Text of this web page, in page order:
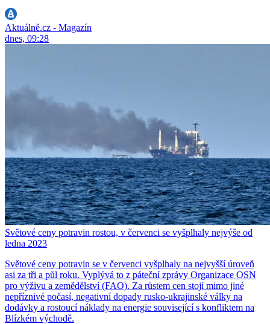
Aktuálně.cz - Magazín
dnes, 09:28
Světové ceny potravin rostou, v červenci se vyšplhaly nejvýše od
ledna 2023
Světové ceny potravin se v červenci vyšplhaly na nejvyšší úroveň
asi za tři a půl roku. Vyplývá to z páteční zprávy Organizace OSN
pro výživu a zemědělství (FAO). Za růstem cen stojí mimo jiné
nepříznivé počasí, negativní dopady rusko-ukrajinské války na
dodávky a rostoucí náklady na energie související s konfliktem na
Blízkém východě.